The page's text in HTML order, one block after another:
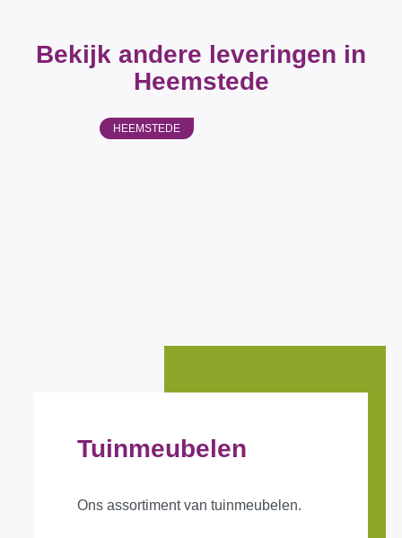
Bekijk andere leveringen in
Heemstede
HEEMSTEDE
Tuinmeubelen
Ons assortiment van tuinmeubelen.